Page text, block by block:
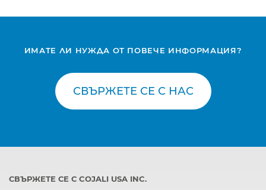
ИМАТЕ ЛИ НУЖДА ОТ ПОВЕЧЕ ИНФОРМАЦИЯ?
СВЪРЖЕТЕ СЕ С НАС
СВЪРЖЕТЕ СЕ С COJALI USA INC.